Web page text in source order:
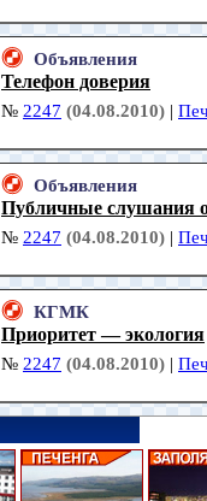
Объявления
Телефон доверия
№ 2247 (04.08.2010) |
Объявления
Публичные слушания
№ 2247 (04.08.2010) |
КГМК
Приоритет — экология
№ 2247 (04.08.2010) |